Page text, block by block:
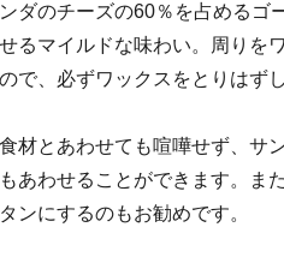
ダのチーズの60％を占めるゴ
るマイルドな味わい。周りを
で、必ずワックスをとりはず
材とあわせても喧嘩せず、サ
あわせることができます。ま
ンにするのもお勧めです。